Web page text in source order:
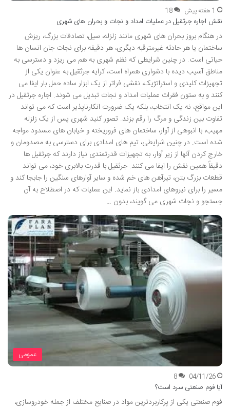
1 هفته پیش 18
نقش اجاره جرثقیل در عملیات امداد و نجات و بحران های شهری
در هنگام بروز بحران های شهری مانند زلزله، سیل، تصادفات بزرگ، ریزش
ساختمان یا هر حادثه غیرمترقبه دیگری، هر دقیقه برای نجات جان انسان ها
حیاتی است. در چنین شرایطی که نظم شهری به هم می ریزد و دسترسی به
مناطق آسیب دیده با دشواری همراه است، کرایه جرثقیل به عنوان یکی از
تجهیزات کلیدی و استراتژیک، نقشی فراتر از یک ابزار ساده حمل بار ایفا می
کنند و به ستون فقرات عملیات امداد و نجات تبدیل می شوند. اجاره جرثقیل در
این مواقع، نه یک انتخاب، بلکه یک ضرورت انکارناپذیر است که می تواند
تفاوت بین زندگی و مرگ را رقم بزند. تصور کنید شهری پس از یک زلزله
مهیب، با انبوهی از آوار، ساختمان های فروریخته و خیابان های مسدود مواجه
شده است. در چنین شرایطی، تیم های امدادی برای دسترسی به مصدومان و
خارج کردن آنها از زیر آوار، به تجهیزات قدرتمندی نیاز دارند که جرثقیل ها
دقیقاً همین نقش را ایفا می کنند. جرثقیل با قدرت بالابری خود، می تواند
قطعات بزرگ بتن، تیرآهن های خم شده و سایر آوارهای سنگین را جابجا کند و
مسیر را برای نیروهای امدادی باز نماید. این عملیات که در اصطلاح به آن
جستجو و نجات شهری می گویند، بدون …
عمومی
04/11/26
8
آیا فوم صنعتی سرد است؟
فوم صنعتی یکی از پرکاربردترین مواد در صنایع مختلف از جمله خودروسازی،